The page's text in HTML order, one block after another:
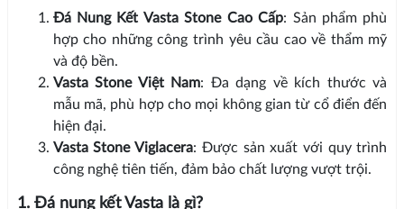
Đá Nung Kết Vasta Stone Cao Cấp: Sản phẩm phù
hợp cho những công trình yêu cầu cao về thẩm mỹ
và độ bền.
Vasta Stone Việt Nam: Đa dạng về kích thước và
mẫu mã, phù hợp cho mọi không gian từ cổ điển đến
hiện đại.
Vasta Stone Viglacera: Được sản xuất với quy trình
công nghệ tiên tiến, đảm bảo chất lượng vượt trội.
1. Đá nung kết Vasta là gì?